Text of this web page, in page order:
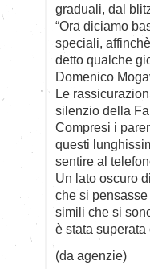
graduali, dal
“Ora diciamo
speciali,
detto qualche
Domenico
Le
silenzio della
Compresi i
questi
sentire al
Un lato oscuro
che si
simili che si
è stata
(da agenzie)